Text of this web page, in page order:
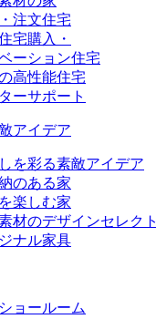
注文住宅
宅購入・
ーション住宅
高性能住宅
ーサポート
アイデア
を彩る素敵アイデア
のある家
楽しむ家
材のデザインセレクト
ナル家具
ョールーム